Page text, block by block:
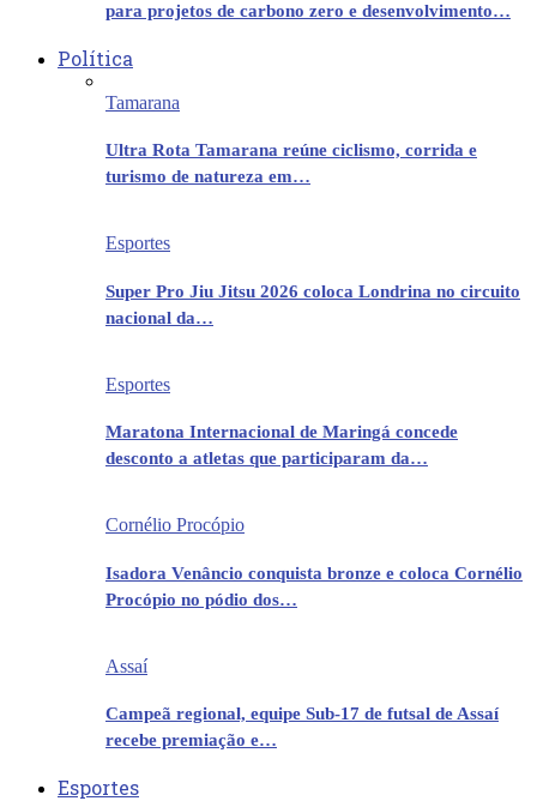
para projetos de carbono zero e desenvolvimento…
Política
Tamarana
Ultra Rota Tamarana reúne ciclismo, corrida e
turismo de natureza em…
Esportes
Super Pro Jiu Jitsu 2026 coloca Londrina no circuito
nacional da…
Esportes
Maratona Internacional de Maringá concede
desconto a atletas que participaram da…
Cornélio Procópio
Isadora Venâncio conquista bronze e coloca Cornélio
Procópio no pódio dos…
Assaí
Campeã regional, equipe Sub-17 de futsal de Assaí
recebe premiação e…
Esportes